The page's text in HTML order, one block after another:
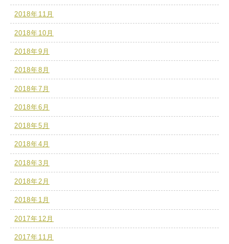
2018年11月
2018年10月
2018年9月
2018年8月
2018年7月
2018年6月
2018年5月
2018年4月
2018年3月
2018年2月
2018年1月
2017年12月
2017年11月